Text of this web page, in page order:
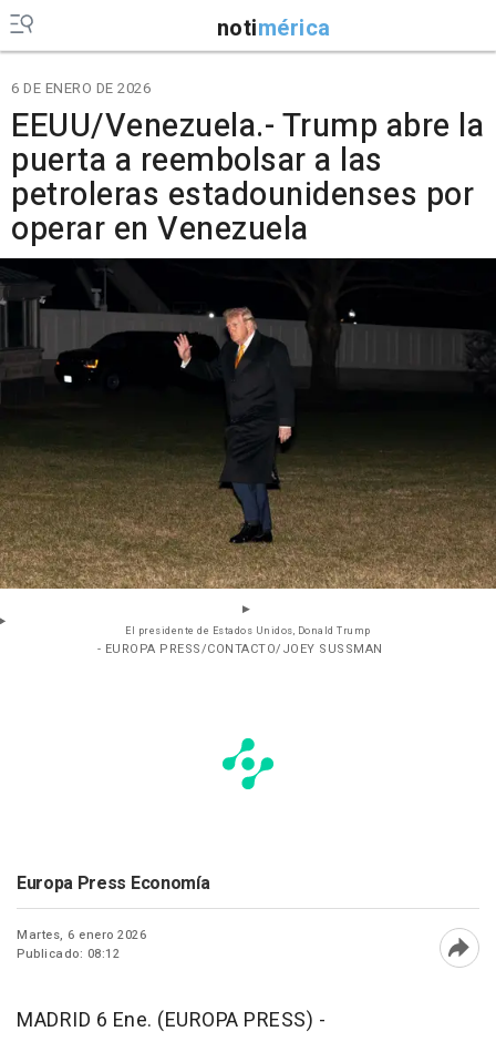
notimérica
6 DE ENERO DE 2026
EEUU/Venezuela.- Trump abre la
puerta a reembolsar a las
petroleras estadounidenses por
operar en Venezuela
El presidente de Estados Unidos, Donald Trump
- EUROPA PRESS/CONTACTO/JOEY SUSSMAN
Europa Press Economía
Martes, 6 enero 2026
Publicado: 08:12
MADRID 6 Ene. (EUROPA PRESS) -